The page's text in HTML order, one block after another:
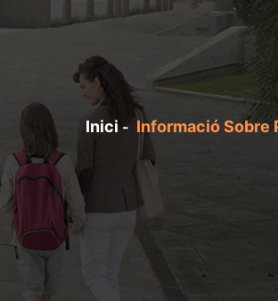
Inici Informació Sobre